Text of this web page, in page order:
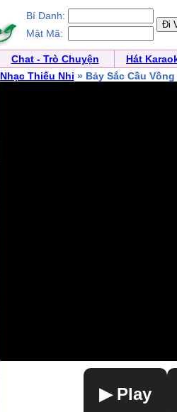
Bí Danh:
Mật Mã:
Chat - Trò Chuyện
Hát
Nhạc Thiếu Nhi » Bảy Sắc Cầu Vồng
▶ Play